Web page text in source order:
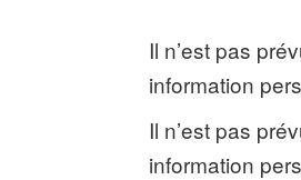
Il n’est pas
information
Il n’est pas
information